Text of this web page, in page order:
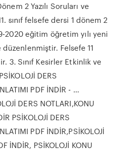
2 Yazılı Soruları ve
sınıf felsefe dersi 1 dönem 2
2020 eğitim öğretim yılı yeni
Felsefe 11
3. Sınıf Kesirler Etkinlik ve
DERS
PDF İNDİR - …
DERS NOTLARI,KONU
PSİKOLOJİ DERS
PDF İNDİR,PSİKOLOJİ
İNDİR, PSİKOLOJİ KONU